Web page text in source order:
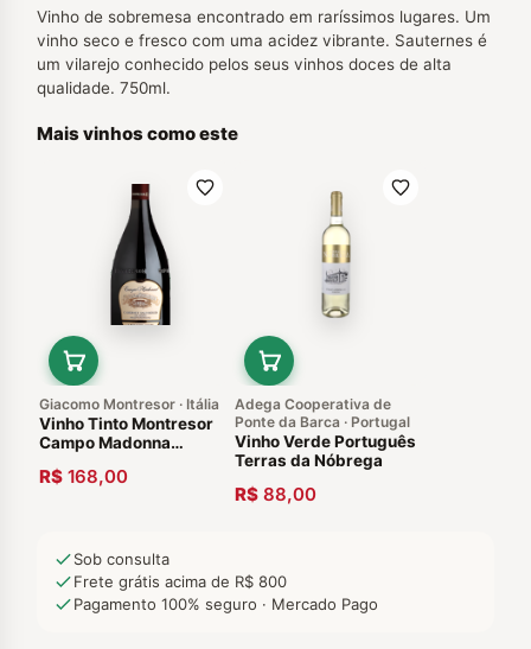
Vinho de sobremesa encontrado em raríssimos lugares. Um
vinho seco e fresco com uma acidez vibrante. Sauternes é
um vilarejo conhecido pelos seus vinhos doces de alta
qualidade. 750ml.
Mais vinhos como este
Giacomo Montresor · Itália
Vinho Tinto Montresor
Campo Madonna
2014 Vêneto itália
R$ 168,00
Adega Cooperativa de
Ponte da Barca · Portugal
Vinho Verde Português
Terras da Nóbrega
R$ 88,00
Sob consulta
Frete grátis acima de R$ 800
Pagamento 100% seguro · Mercado Pago